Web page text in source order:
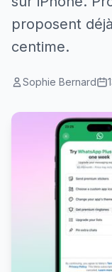
proposent
centime.
Sophie Bernard